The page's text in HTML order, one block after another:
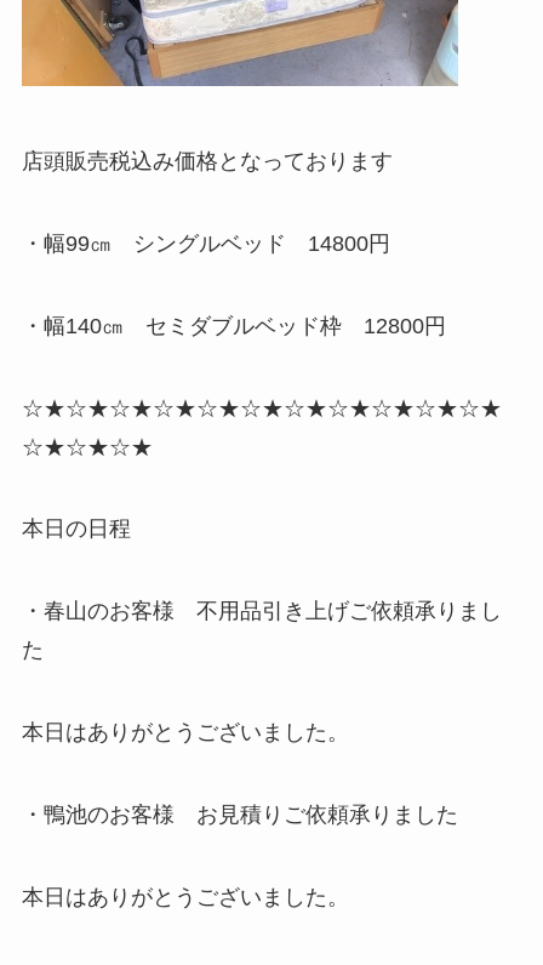
店頭販売税込み価格となっております
・幅99㎝ シングルベッド 14800円
・幅140㎝ セミダブルベッド枠 12800円
☆★☆★☆★☆★☆★☆★☆★☆★☆★☆★☆★
☆★☆★☆★
本日の日程
・春山のお客様 不用品引き上げご依頼承りまし
た
本日はありがとうございました。
・鴨池のお客様 お見積りご依頼承りました
本日はありがとうございました。